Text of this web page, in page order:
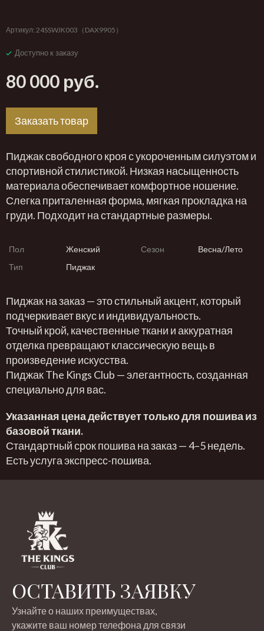
Артикул: 24SSWJK003（DAX9905）
Доступно к заказу
80 000 руб.
Заказать товар
Пиджак свободного кроя с укороченным силуэтом и
спортивной стилистикой. Низкая насыщенность
материала обеспечивает комфортное ношение.
Слегка приталенная форма, мягкая прокладка на
груди. Подходит на стандартные размеры.
Пол Женский Сезон
Весна/Лето
Тип
Пиджак
Пиджак на заказ — это стильный акцент, который
подчеркивает вкус и индивидуальность.
Точный крой, качественные ткани и аккуратная
отделка превращают классическую вещь в
произведение искусства.
Пиджак The Kings Club — элегантность, созданная
специально для вас.
Указанная цена действует только для пошива из
базовой ткани.
Стандартный срок пошива на заказ — 4–5 недель.
Есть услуга экспресс-пошива.
ОСТАВИТЬ ЗАЯВКУ
Узнайте о наших преимуществах,
укажите ваш номер телефона для связи